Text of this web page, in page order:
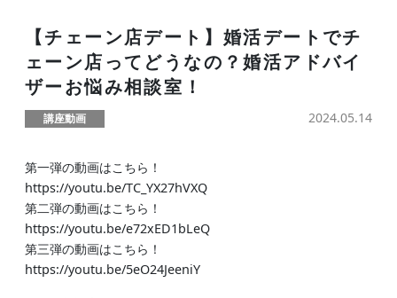
【チェーン店デート】婚活デートでチ
ェーン店ってどうなの？婚活アドバイ
ザーお悩み相談室！
講座動画 2024.05.14
第一弾の動画はこちら！
https://youtu.be/TC_YX27hVXQ
第二弾の動画はこちら！
https://youtu.be/e72xED1bLeQ
第三弾の動画はこちら！
https://youtu.be/5eO24JeeniY